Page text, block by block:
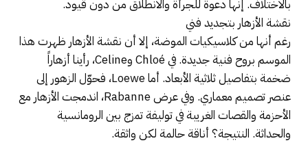
بالاختلاف. إنها دعوة للجرأة والانطلاق من دون قيود.
نقشة الأزهار بتجديد فني
رغم أنها من كلاسيكيات الموضة، إلا أن نقشة الأزهار ظهرت هذا
الموسم بروح فنية جديدة. في Chloé وCeline، رأينا أزهاراً
ضخمة بتفاصيل ثلاثية الأبعاد. أما Loewe، فحوّل الزهور إلى
عنصر تصميم معماري. وفي عرض Rabanne، اندمجت الأزهار مع
الأحزمة والقصات الغريبة في توليفة تمزج بين الرومانسية
والحداثة. النتيجة؟ أناقة حالمة لكن واثقة.